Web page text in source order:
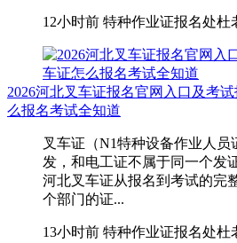
12小时前 特种作业证报名处杜
2026河北叉车证报名官网入口及考
么报名考试全知道
叉车证（N1特种设备作业人
发，和电工证不属于同一个发
河北叉车证从报名到考试的完
个部门的证...
13小时前 特种作业证报名处杜